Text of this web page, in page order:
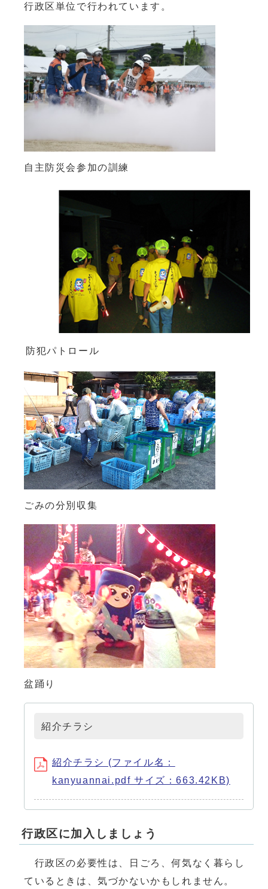
行政区単位で行われています。
自主防災会参加の訓練
防犯パトロール
ごみの分別収集
盆踊り
紹介チラシ
紹介チラシ (ファイル名：
kanyuannai.pdf サイズ：663.42KB)
行政区に加入しましょう
行政区の必要性は、日ごろ、何気なく暮らし
ているときは、気づかないかもしれません。